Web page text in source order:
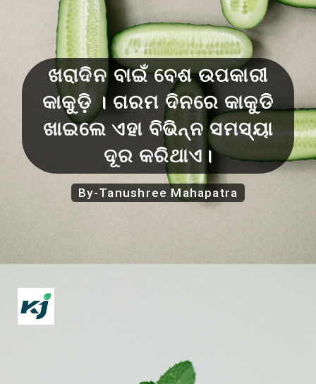
By-Tanushree Mahapatra
ଖରାଦିନ ବାଇଁ ବେଶ ଉପକାରୀ
କାକୁଡ଼ି । ଗରମ ଦିନରେ କାକୁଡି
ଖାଇଲେ ଏହା ବିଭିନ୍ନ ସମସ୍ୟା
ଦୂର କରିଥାଏ।